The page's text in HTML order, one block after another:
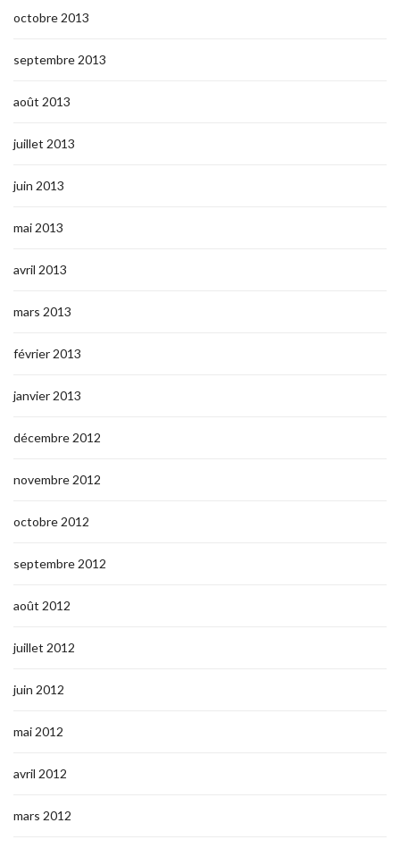
octobre 2013
septembre 2013
août 2013
juillet 2013
juin 2013
mai 2013
avril 2013
mars 2013
février 2013
janvier 2013
décembre 2012
novembre 2012
octobre 2012
septembre 2012
août 2012
juillet 2012
juin 2012
mai 2012
avril 2012
mars 2012